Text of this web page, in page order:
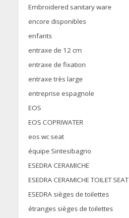
Embroidered sanitary ware
encore disponibles
enfants
entraxe de 12 cm
entraxe de fixation
entraxe très large
entreprise espagnole
EOS
EOS COPRIWATER
eos wc seat
équipe Sintesibagno
ESEDRA CERAMICHE
ESEDRA CERAMICHE TOILET SEAT
ESEDRA sièges de toilettes
étranges sièges de toilettes